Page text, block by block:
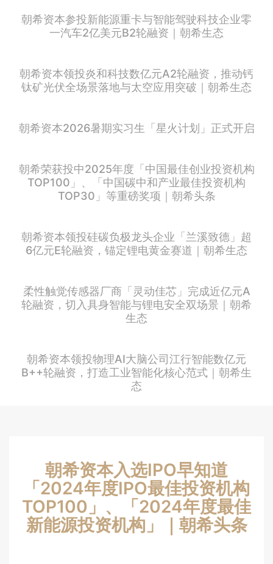
朝希资本参投新能源重卡与智能驾驶科技企业零
一汽车2亿美元B2轮融资｜朝希生态
朝希资本领投炎和科技数亿元A2轮融资，推动钙
钛矿光伏全场景落地与太空应用突破｜朝希生态
朝希资本2026暑期实习生「星火计划」正式开启
朝希荣获投中2025年度「中国最佳创业投资机构
TOP100」、「中国碳中和产业最佳投资机构
TOP30」等重磅奖项｜朝希头条
朝希资本领投硅碳负极龙头企业「兰溪致德」超
6亿元E轮融资，锚定锂电黄金赛道｜朝希生态
柔性触觉传感器厂商「灵动佳芯」完成近亿元A
轮融资，切入具身智能与锂电安全双场景｜朝希
生态
朝希资本领投物理AI大脑公司江行智能数亿元
B++轮融资，打造工业智能化核心范式｜朝希生
态
朝希资本入选IPO早知道
「2024年度IPO最佳投资机构
TOP100」、「2024年度最佳
新能源投资机构」｜朝希头条